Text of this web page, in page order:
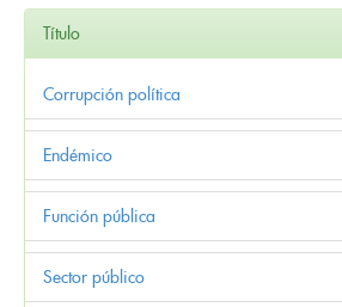
Título
Corrupción política
Endémico
Función pública
Sector público